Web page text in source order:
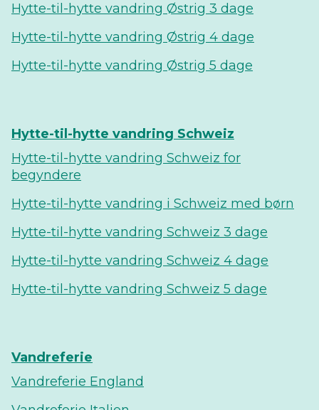
Hytte-til-hytte vandring Østrig 3 dage
Hytte-til-hytte vandring Østrig 4 dage
Hytte-til-hytte vandring Østrig 5 dage
Hytte-til-hytte vandring Schweiz
Hytte-til-hytte vandring Schweiz for
begyndere
Hytte-til-hytte vandring i Schweiz med børn
Hytte-til-hytte vandring Schweiz 3 dage
Hytte-til-hytte vandring Schweiz 4 dage
Hytte-til-hytte vandring Schweiz 5 dage
Vandreferie
Vandreferie England